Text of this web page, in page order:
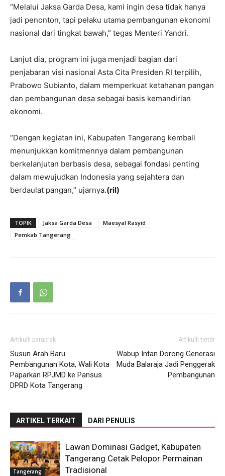
“Melalui Jaksa Garda Desa, kami ingin desa tidak hanya
jadi penonton, tapi pelaku utama pembangunan ekonomi
nasional dari tingkat bawah,” tegas Menteri Yandri.
Lanjut dia, program ini juga menjadi bagian dari
penjabaran visi nasional Asta Cita Presiden RI terpilih,
Prabowo Subianto, dalam memperkuat ketahanan pangan
dan pembangunan desa sebagai basis kemandirian
ekonomi.
“Dengan kegiatan ini, Kabupaten Tangerang kembali
menunjukkan komitmennya dalam pembangunan
berkelanjutan berbasis desa, sebagai fondasi penting
dalam mewujudkan Indonesia yang sejahtera dan
berdaulat pangan,” ujarnya.(ril)
TOPIK Jaksa Garda Desa
Maesyal Rasyid
Pemkab Tangerang
Artikulli paraprak
Susun Arah Baru
Pembangunan Kota, Wali Kota
Paparkan RPJMD ke Pansus
DPRD Kota Tangerang
Artikulli tjetër
Wabup Intan Dorong Generasi
Muda Balaraja Jadi Penggerak
Pembangunan
ARTIKEL TERKAIT DARI PENULIS
Tangerang
Lawan Dominasi Gadget, Kabupaten
Tangerang Cetak Pelopor Permainan
Tradisional